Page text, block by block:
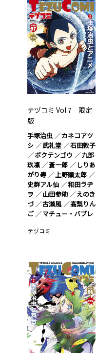
テヅコミ Vol.7 限定
版
手塚治虫
カネコアツ
シ
武礼堂
石田敦子
ボクテンゴウ
九部
玖凛
蒼一郎
しりあ
がり寿
上野顕太郎
史群アル仙
和田ラヂ
ヲ
山田参助
えのき
づ
古瀬風
高梨りん
ご
マチュー・バブレ
テヅコミ